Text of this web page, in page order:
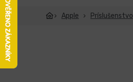
Apple Príslušenstvo